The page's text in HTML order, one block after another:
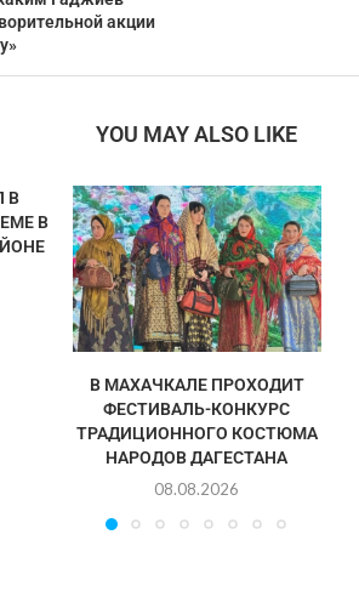
акции
YOU MAY ALSO LIKE
В
В
В МАХАЧКАЛЕ ПРОХОДИТ
ФЕСТИВАЛЬ-КОНКУРС
ТРАДИЦИОННОГО КОСТЮМА
НАРОДОВ ДАГЕСТАНА
08.08.2026